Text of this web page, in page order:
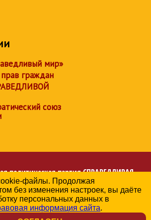
мир»
граждан
союз
политическая партияСПРАВЕДЛИВАЯ
РОССИЯ
отделение партии в Алтайском крае
© 2006-2026
обработки персональных данных
файлы. Продолжая
без изменения настроек, вы даёте
персональных данных в
информация сайта.